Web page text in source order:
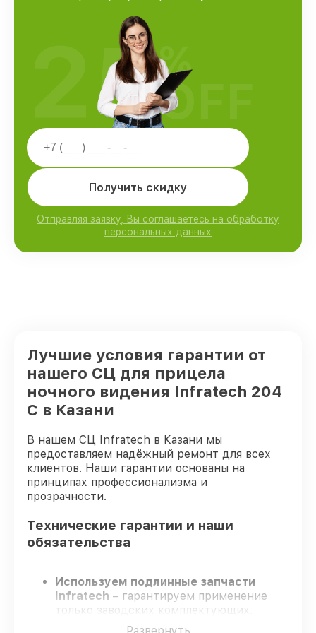
Получить скидку
Отправляя заявку, Вы соглашаетесь на обработку
персональных данных
25%
OFF
Лучшие условия гарантии от
нашего СЦ для прицела
ночного видения Infratech 204
С в Казани
В нашем СЦ Infratech в Казани мы
предоставляем надёжный ремонт для всех
клиентов. Наши гарантии основаны на
принципах профессионализма и
прозрачности.
Технические гарантии и наши
обязательства
Используем подлинные запчасти
Infratech – гарантируем применение
только заводских комплектующих.
Опытные инженеры